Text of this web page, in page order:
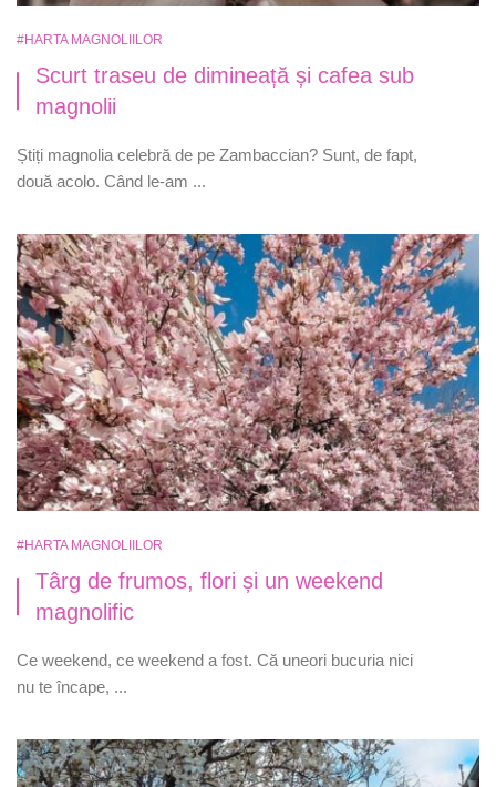
#HARTA MAGNOLIILOR
Scurt traseu de dimineață și cafea sub
magnolii
Știți magnolia celebră de pe Zambaccian? Sunt, de fapt,
două acolo. Când le-am ...
#HARTA MAGNOLIILOR
Târg de frumos, flori și un weekend
magnolific
Ce weekend, ce weekend a fost. Că uneori bucuria nici
nu te încape, ...